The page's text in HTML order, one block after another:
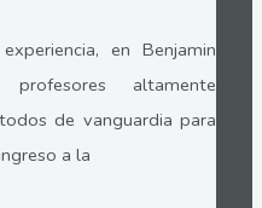
en Benjamin
altamente
de vanguardia para
a la